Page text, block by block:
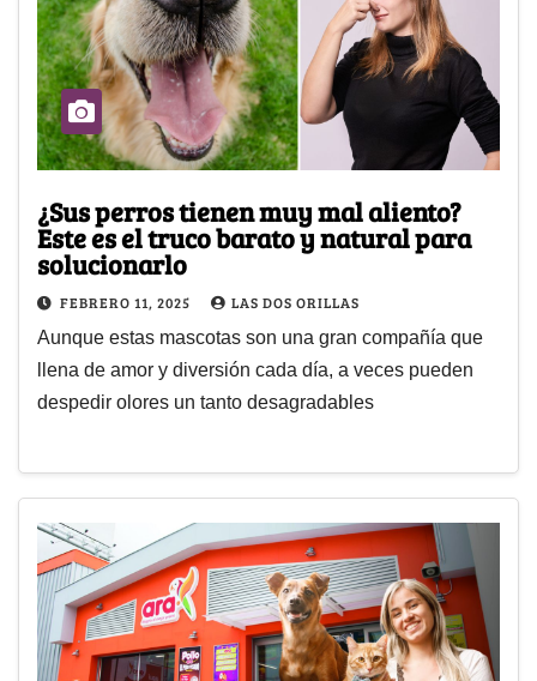
¿Sus perros tienen muy mal aliento?
Este es el truco barato y natural para
solucionarlo
FEBRERO 11, 2025 LAS DOS ORILLAS
Aunque estas mascotas son una gran compañía que
llena de amor y diversión cada día, a veces pueden
despedir olores un tanto desagradables